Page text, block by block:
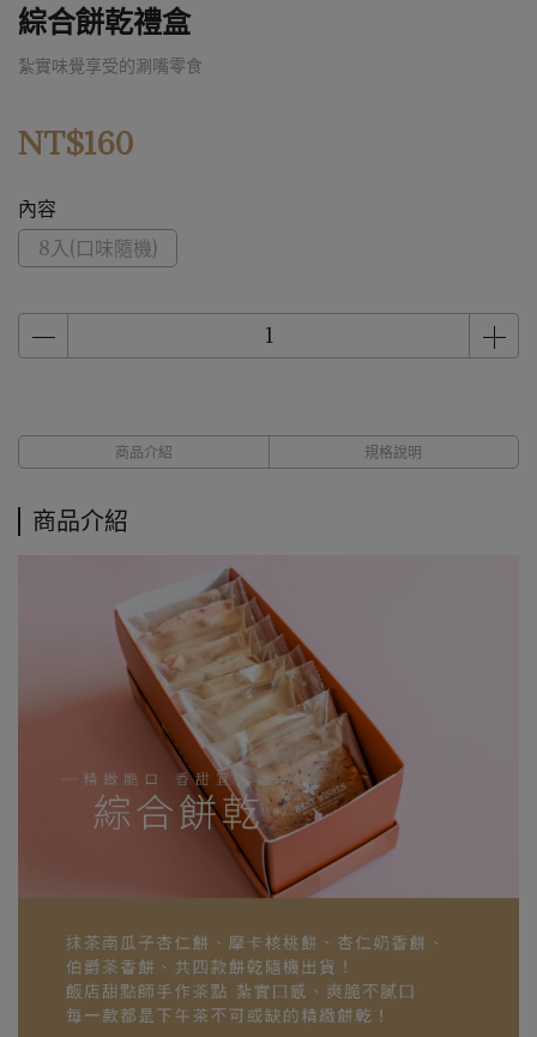
綜合餅乾禮盒
紮實味覺享受的涮嘴零食
NT$160
內容
8入(口味隨機)
商品介紹 規格說明
商品介紹